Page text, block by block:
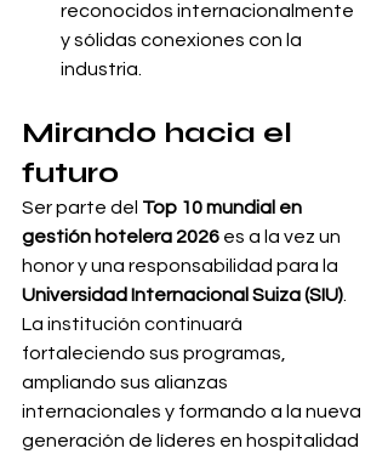
reconocidos internacionalmente
y sólidas conexiones con la
industria.
Mirando hacia el
futuro
Ser parte del Top 10 mundial en
gestión hotelera 2026 es a la vez un
honor y una responsabilidad para la
Universidad Internacional Suiza (SIU)
La institución continuará
fortaleciendo sus programas,
ampliando sus alianzas
internacionales y formando a la nueva
generación de líderes en hospitalidad